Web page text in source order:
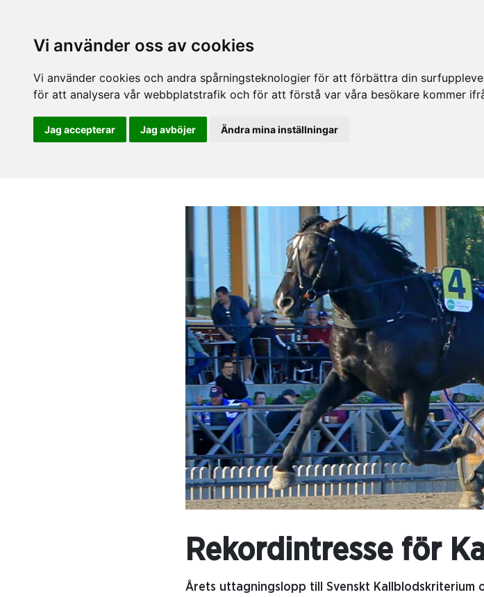
Vi använder oss av cookies
Vi använder cookies och andra spårningsteknologier för att förbättra din
för att analysera vår webbplatstrafik och för att förstå var våra besökare kommer
Jag accepterar Jag avböjer Ändra mina inställningar
Rekordintresse för
Årets uttagningslopp till Svenskt